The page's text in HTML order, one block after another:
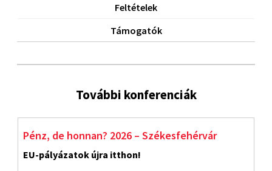
Feltételek
Támogatók
További konferenciák
Pénz, de honnan? 2026 – Székesfehérvár
EU-pályázatok újra itthon!